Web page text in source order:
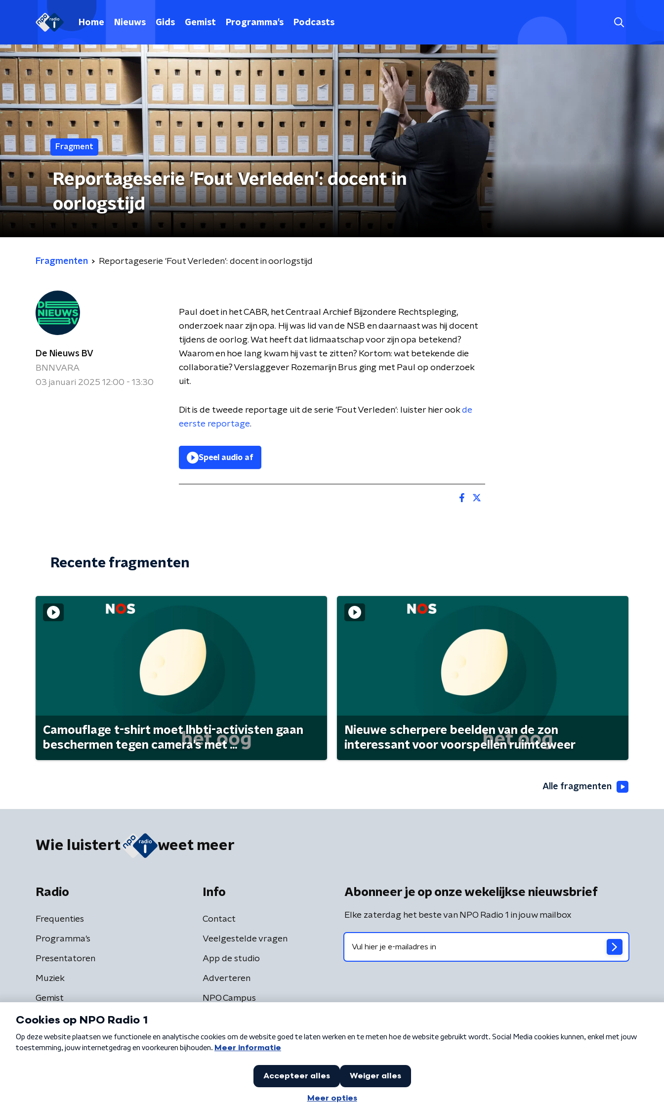
Home Nieuws Gids Gemist Programma's Podcasts
Fragment
Reportageserie 'Fout Verleden': docent in
oorlogstijd
Fragmenten Reportageserie 'Fout Verleden': docent in oorlogstijd
De Nieuws BV
BNNVARA
03 januari 2025 12:00 - 13:30
Paul doet in het CABR, het Centraal Archief Bijzondere Rechtspleging,
onderzoek naar zijn opa. Hij was lid van de NSB en daarnaast was hij docent
tijdens de oorlog. Wat heeft dat lidmaatschap voor zijn opa betekend?
Waarom en hoe lang kwam hij vast te zitten? Kortom: wat betekende die
collaboratie? Verslaggever Rozemarijn Brus ging met Paul op onderzoek
uit.
Dit is de tweede reportage uit de serie 'Fout Verleden': luister hier ookde
eerste reportage.
Speel audio af
Recente fragmenten
Camouflage t-shirt moet lhbti-activisten gaan
beschermen tegen camera's met ...
Nieuwe scherpere beelden van de zon
interessant voor voorspellen ruimteweer
Alle fragmenten
Wie luistert weet meer
Radio
Frequenties
Programma's
Presentatoren
Muziek
Gemist
Info
Contact
Veelgestelde vragen
App de studio
Adverteren
NPO Campus
Abonneer je op onze wekelijkse nieuwsbrief
Elke zaterdag het beste van NPO Radio 1 in jouw mailbox
Algemene voorwaarden Privacybeleid